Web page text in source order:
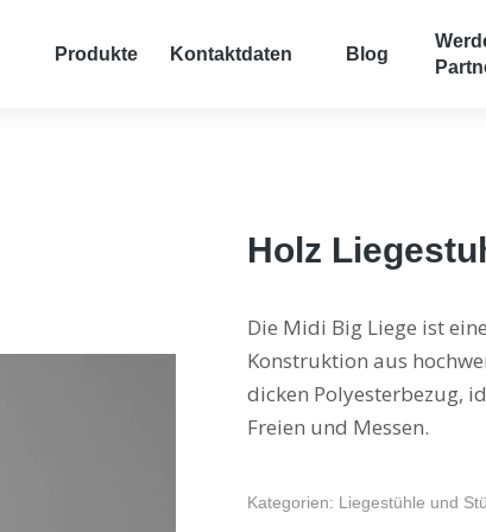
Produkte Kontaktdaten Blog
Holz
Die Midi Big Liege ist
Konstruktion aus
dicken Polyesterbezug,
Freien und Messen.
Kategorien: Liegestühle und